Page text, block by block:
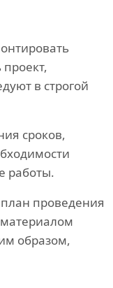
в строгой
сроков,
работы.
проведения
образом,